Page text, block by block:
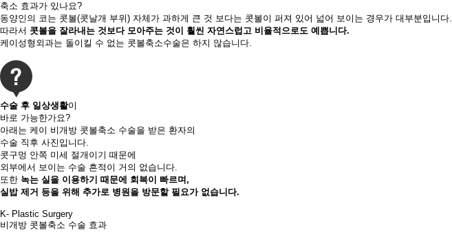
축소 효과가 있나요?
동양인의 코는 콧볼(콧날개 부위) 자체가 과하게 큰 것 보다는 콧볼이 퍼져 있어 넓어 보이는 경우가 대부분입니다.
따라서 콧볼을 잘라내는 것보다 모아주는 것이 훨씬 자연스럽고 비율적으로도 예쁩니다.
케이성형외과는 돌이킬 수 없는 콧볼축소수술은 하지 않습니다.
수술 후 일상생활이
바로 가능한가요?
아래는 케이 비개방 콧볼축소 수술을 받은 환자의
수술 직후 사진입니다.
콧구멍 안쪽 미세 절개이기 때문에
외부에서 보이는 수술 흔적이 거의 없습니다.
또한 녹는 실을 이용하기 때문에 회복이 빠르며,
실밥 제거 등을 위해 추가로 병원을 방문할 필요가 없습니다.
K- Plastic Surgery
비개방 콧볼축소 수술 효과​